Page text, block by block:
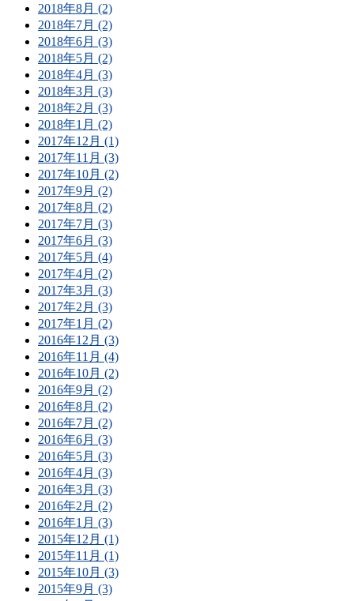
2018年8月 (2)
2018年7月 (2)
2018年6月 (3)
2018年5月 (2)
2018年4月 (3)
2018年3月 (3)
2018年2月 (3)
2018年1月 (2)
2017年12月 (1)
2017年11月 (3)
2017年10月 (2)
2017年9月 (2)
2017年8月 (2)
2017年7月 (3)
2017年6月 (3)
2017年5月 (4)
2017年4月 (2)
2017年3月 (3)
2017年2月 (3)
2017年1月 (2)
2016年12月 (3)
2016年11月 (4)
2016年10月 (2)
2016年9月 (2)
2016年8月 (2)
2016年7月 (2)
2016年6月 (3)
2016年5月 (3)
2016年4月 (3)
2016年3月 (3)
2016年2月 (2)
2016年1月 (3)
2015年12月 (1)
2015年11月 (1)
2015年10月 (3)
2015年9月 (3)